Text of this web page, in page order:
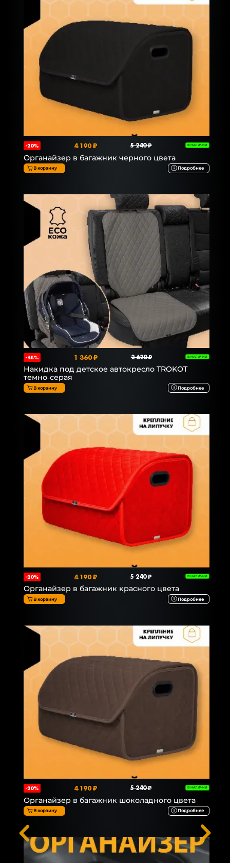
-20% 4 190 ₽ 5 240 ₽ В НАЛИЧИИ
Органайзер в багажник черного цвета
В корзину Подробнее
-48% 1 360 ₽ 2 620 ₽ В НАЛИЧИИ
Накидка под детское автокресло TROKOT
темно-серая
В корзину Подробнее
-20% 4 190 ₽ 5 240 ₽ В НАЛИЧИИ
Органайзер в багажник красного цвета
В корзину Подробнее
-20% 4 190 ₽ 5 240 ₽ В НАЛИЧИИ
Органайзер в багажник шоколадного цвета
В корзину Подробнее